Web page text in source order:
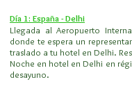
Día 1: España - Delhi
Llegada al Aeropuerto
donde te espera un
traslado a tu hotel en Delhi.
Noche en hotel en Delhi en
desayuno.